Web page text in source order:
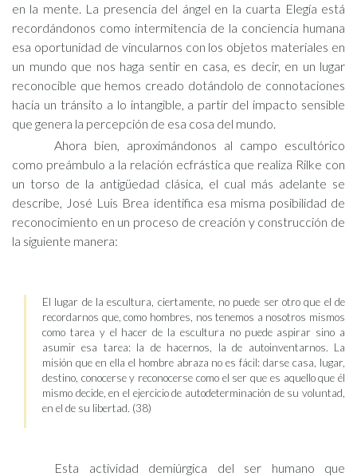
en la mente. La presencia del ángel en la cuarta Elegía está
recordándonos como intermitencia de la conciencia humana
esa oportunidad de vincularnos con los objetos materiales en
un mundo que nos haga sentir en casa, es decir, en un lugar
reconocible que hemos creado dotándolo de connotaciones
hacia un tránsito a lo intangible, a partir del impacto sensible
que genera la percepción de esa cosa del mundo.
Ahora bien, aproximándonos al campo escultórico
como preámbulo a la relación ecfrástica que realiza Rilke con
un torso de la antigüedad clásica, el cual más adelante se
describe, José Luis Brea identifica esa misma posibilidad de
reconocimiento en un proceso de creación y construcción de
la siguiente manera:
El lugar de la escultura, ciertamente, no puede ser otro que el de
recordarnos que, como hombres, nos tenemos a nosotros mismos
como tarea y el hacer de la escultura no puede aspirar sino a
asumir esa tarea: la de hacernos, la de autoinventarnos. La
misión que en ella el hombre abraza no es fácil: darse casa, lugar,
destino, conocerse y reconocerse como el ser que es aquello que él
mismo decide, en el ejercicio de autodeterminación de su voluntad,
en el de su libertad. (38)
Esta actividad demiúrgica del ser humano que